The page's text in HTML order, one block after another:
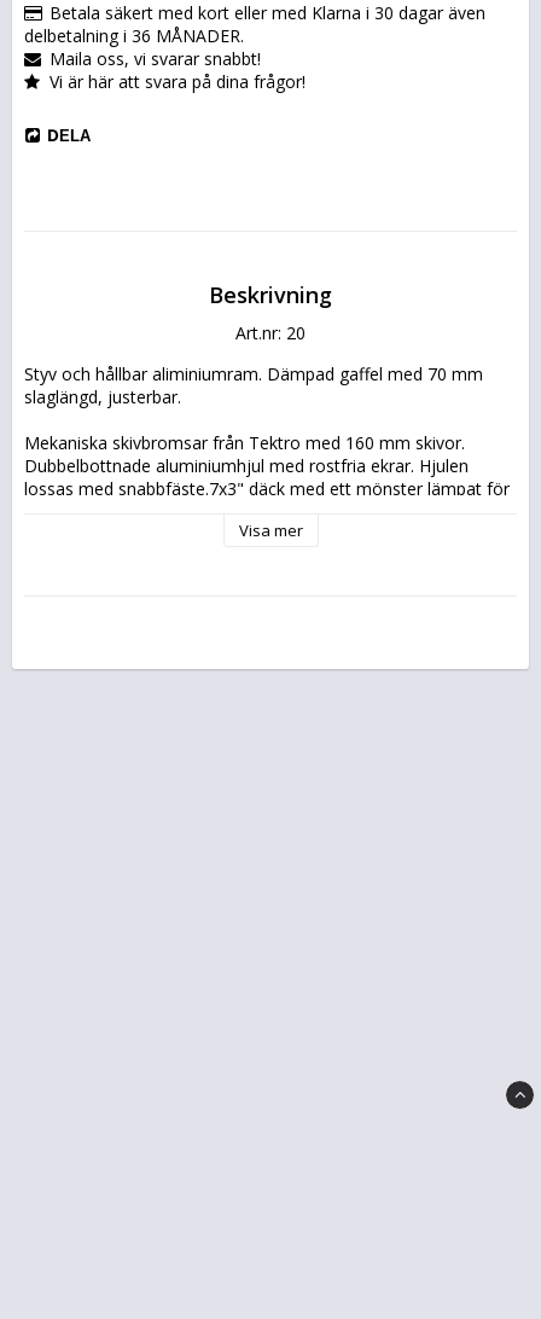
Betala säkert med kort eller med Klarna i 30 dagar även
delbetalning i 36 MÅNADER.
Maila oss, vi svarar snabbt!
Vi är här att svara på dina frågor!
DELA
Beskrivning
Art.nr: 20
Styv och hållbar aliminiumram. Dämpad gaffel med 70 mm
slaglängd, justerbar.
Mekaniska skivbromsar från Tektro med 160 mm skivor.
Dubbelbottnade aluminiumhjul med rostfria ekrar. Hjulen
lossas med snabbfäste.7x3" däck med ett mönster lämpat för
Visa mer